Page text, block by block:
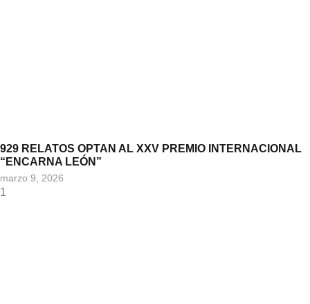
929 RELATOS OPTAN AL XXV PREMIO INTERNACIONAL
“ENCARNA LEÓN”
marzo 9, 2026